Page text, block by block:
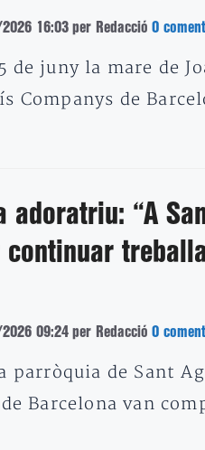
16:03 per Redacció 0
de juny la mare de
Companys de
adoratriu: “A
09:24 per Redacció 0
parròquia de Sant
Barcelona van